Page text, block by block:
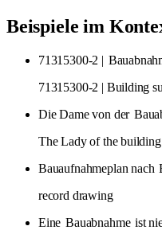
Beispiele im
71315300-2 |
71315300-2 | Building
Die Dame von der
The Lady of the
Bauaufnahmeplan nach
record drawing
Eine Bauabnahme ist